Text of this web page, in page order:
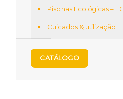
Piscinas Ecológicas –
Cuidados & utilização
CATÁLOGO